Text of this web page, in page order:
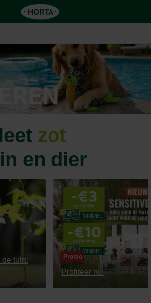
zot
en dier
de tuin:
Promo
Profiteer nu!